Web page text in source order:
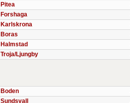
Pitea
Forshaga
Karlskrona
Boras
Halmstad
Troja/Ljungby
Boden
Sundsvall